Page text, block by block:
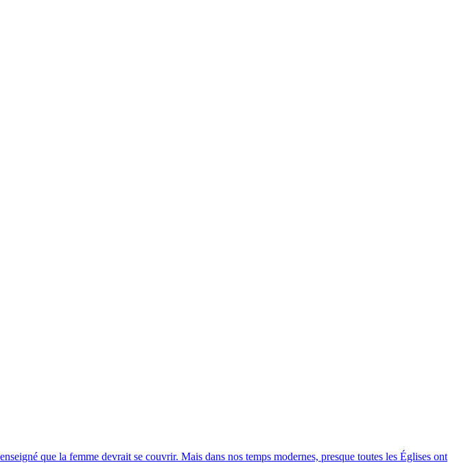
que la femme devrait se couvrir. Mais dans nos temps modernes, presque toutes les Églises ont